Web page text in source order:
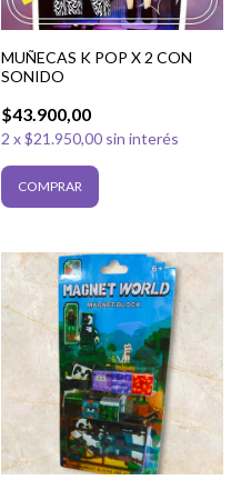
MUÑECAS K POP X 2 CON
SONIDO
$43.900,00
2 x$21.950,00 sin interés